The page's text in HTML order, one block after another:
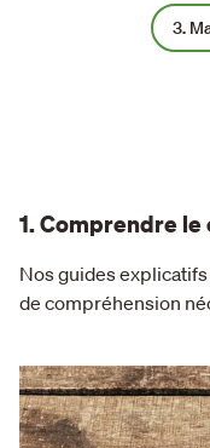
3.
1. Comprendre le
Nos guides
de compréhension